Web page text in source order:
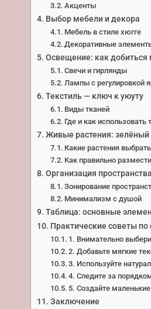
Акценты
Выбор мебели и декора
Мебель в стиле хюгге
Декоративные
Освещение: как добиться
Свечи и гирлянды
Лампы с регулировкой
Текстиль — ключ к уюуту
Виды тканей
Где и как использовать
Живые растения: зелёный
Какие растения
Как правильно
Организация
Зонирование
Минимализм с душой
Таблица: основные
Практические советы по
1. Внимательно
2. Добавьте мягкие
3. Используйте
4. Следите за
5. Создайте
Заключение